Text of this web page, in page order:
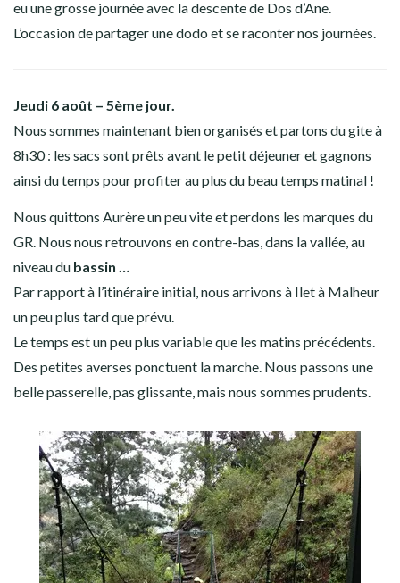
eu une grosse journée avec la descente de Dos d’Ane.
L’occasion de partager une dodo et se raconter nos journées.
Jeudi 6 août – 5ème jour.
Nous sommes maintenant bien organisés et partons du gite à
8h30 : les sacs sont prêts avant le petit déjeuner et gagnons
ainsi du temps pour profiter au plus du beau temps matinal !
Nous quittons Aurère un peu vite et perdons les marques du
GR. Nous nous retrouvons en contre-bas, dans la vallée, au
niveau du bassin …
Par rapport à l’itinéraire initial, nous arrivons à Ilet à Malheur
un peu plus tard que prévu.
Le temps est un peu plus variable que les matins précédents.
Des petites averses ponctuent la marche. Nous passons une
belle passerelle, pas glissante, mais nous sommes prudents.